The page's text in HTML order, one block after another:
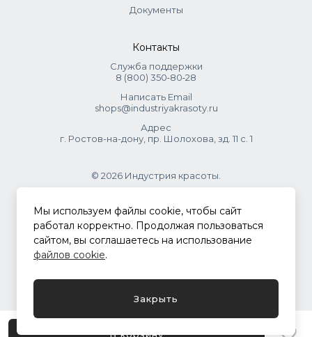
В корзину
Документы
Контакты
Служба поддержки
8 (800) 350‑80‑28
Написать Email
shops@industriyakrasoty.ru
Адрес
г. Ростов-на-дону, пр. Шолохова, зд. 11 с. 1
© 2026 Индустрия красоты.
.
Политика конфиденциальности
Мы используем файлы cookie, чтобы сайт
работал корректно. Продолжая пользоваться
сайтом, вы соглашаетесь на использование
файлов cookie.
Закрыть